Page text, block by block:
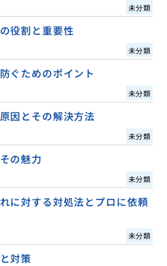
未分類
役割と重要性
未分類
ぐためのポイント
未分類
因とその解決方法
未分類
の魅力
未分類
に対する対処法とプロに依頼
未分類
対策